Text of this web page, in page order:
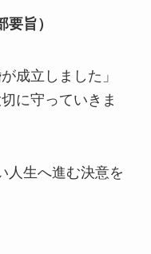
旨）
成立しました」
に守っていきま
人生へ進む決意を